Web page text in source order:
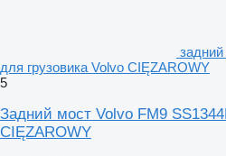
для грузовика Volvo CIĘZAROWY
5
Задний мост Volvo FM9
CIĘZAROWY